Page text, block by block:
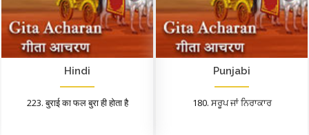
Hindi
223. बुराई का फल बुरा ही होता है
Punjabi
180. ਸਰੂਪ ਜਾਂ ਨਿਰਾਕਾਰ